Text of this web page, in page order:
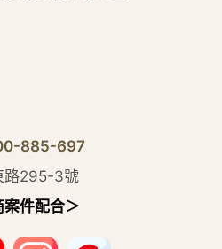
885-697
路295-3號
件配合＞